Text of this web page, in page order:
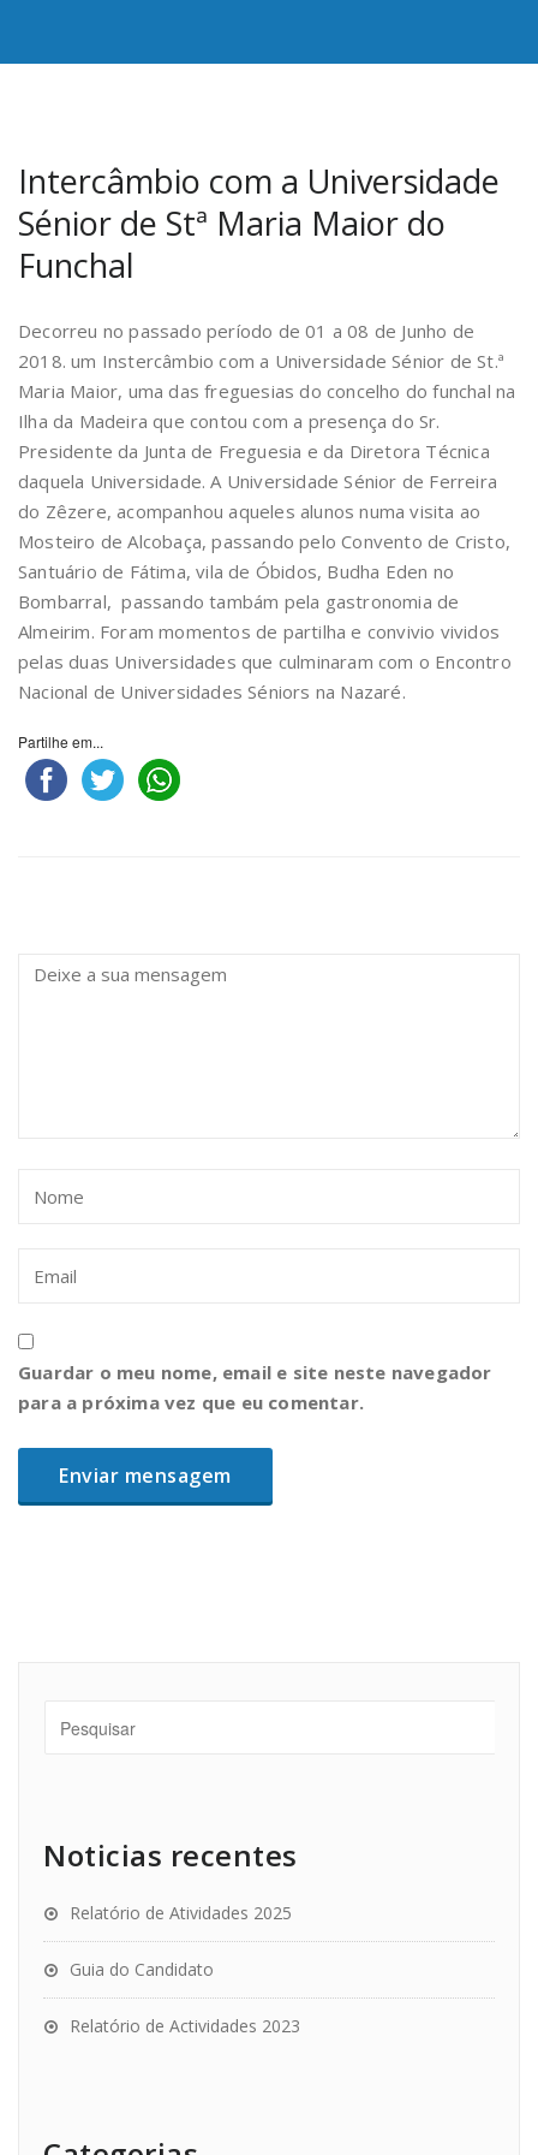
Intercâmbio com a Universidade
Sénior de Stª Maria Maior do
Funchal
Decorreu no passado período de 01 a 08 de Junho de
2018. um Instercâmbio com a Universidade Sénior de St.ª
Maria Maior, uma das freguesias do concelho do funchal na
Ilha da Madeira que contou com a presença do Sr.
Presidente da Junta de Freguesia e da Diretora Técnica
daquela Universidade. A Universidade Sénior de Ferreira
do Zêzere, acompanhou aqueles alunos numa visita ao
Mosteiro de Alcobaça, passando pelo Convento de Cristo,
Santuário de Fátima, vila de Óbidos, Budha Eden no
Bombarral, passando tambám pela gastronomia de
Almeirim. Foram momentos de partilha e convivio vividos
pelas duas Universidades que culminaram com o Encontro
Nacional de Universidades Séniors na Nazaré.
Partilhe em...
Guardar o meu nome, email e site neste navegador
para a próxima vez que eu comentar.
Noticias recentes
Relatório de Atividades 2025
Guia do Candidato
Relatório de Actividades 2023